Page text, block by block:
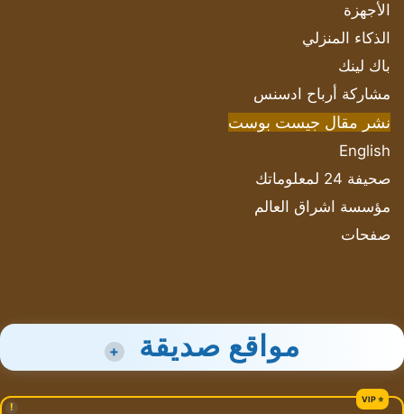
الأجهزة
الذكاء المنزلي
باك لينك
مشاركة أرباح ادسنس
نشر مقال جيست بوست
English
صحيفة 24 لمعلوماتك
مؤسسة اشراق العالم
صفحات
مواقع صديقة +
!